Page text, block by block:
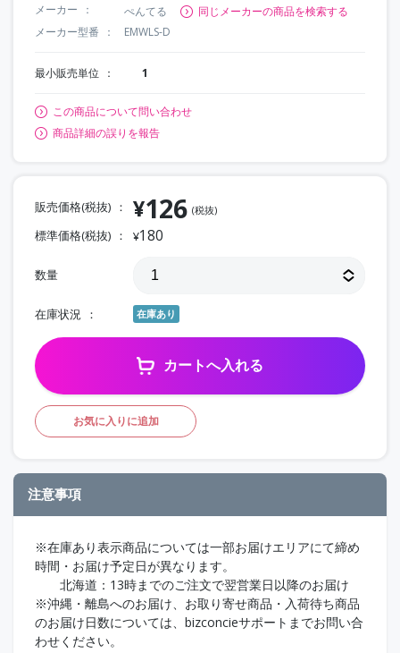
メーカー ぺんてる
同じメーカーの商品を検索する
メーカー型番
EMWLS-D
最小販売単位 1
この商品について問い合わせ
商品詳細の誤りを報告
販売価格(税抜) ¥126 (税抜)
標準価格(税抜) ¥180
数量
在庫状況 在庫あり
カートへ入れる
お気に入りに追加
注意事項
※在庫あり表示商品については一部お届けエリアにて締め
時間・お届け予定日が異なります。
北海道：13時までのご注文で翌営業日以降のお届け
※沖縄・離島へのお届け、お取り寄せ商品・入荷待ち商品
のお届け日数については、bizconcieサポートまでお問い合
わせください。